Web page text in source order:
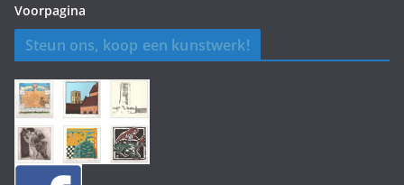
Voorpagina
Steun ons, koop een kunstwerk!